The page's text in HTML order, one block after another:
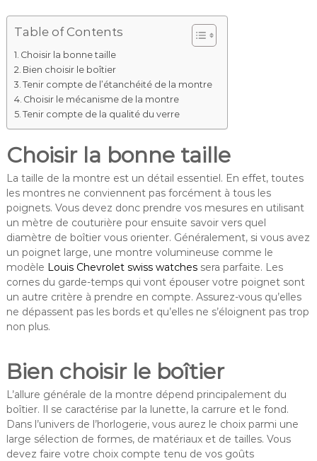
Table of Contents
Choisir la bonne taille
Bien choisir le boîtier
Tenir compte de l’étanchéité de la montre
Choisir le mécanisme de la montre
Tenir compte de la qualité du verre
Choisir la bonne taille
La taille de la montre est un détail essentiel. En effet, toutes
les montres ne conviennent pas forcément à tous les
poignets. Vous devez donc prendre vos mesures en utilisant
un mètre de couturière pour ensuite savoir vers quel
diamètre de boîtier vous orienter. Généralement, si vous avez
un poignet large, une montre volumineuse comme le
modèle Louis Chevrolet swiss watchessera parfaite. Les
cornes du garde-temps qui vont épouser votre poignet sont
un autre critère à prendre en compte. Assurez-vous qu’elles
ne dépassent pas les bords et qu’elles ne s’éloignent pas trop
non plus.
Bien choisir le boîtier
L’allure générale de la montre dépend principalement du
boîtier. Il se caractérise par la lunette, la carrure et le fond.
Dans l’univers de l’horlogerie, vous aurez le choix parmi une
large sélection de formes, de matériaux et de tailles. Vous
devez faire votre choix compte tenu de vos goûts